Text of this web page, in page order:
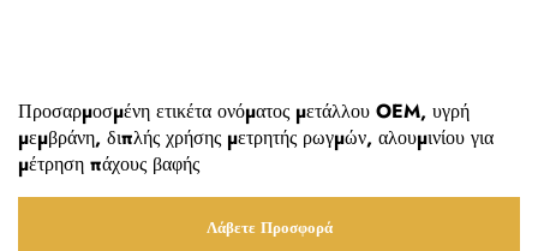
Προσαρμοσμένη ετικέτα ονόματος μετάλλου OEM, υγρή
μεμβράνη, διπλής χρήσης μετρητής ρωγμών, αλουμινίου για
μέτρηση πάχους βαφής
Λάβετε Προσφορά